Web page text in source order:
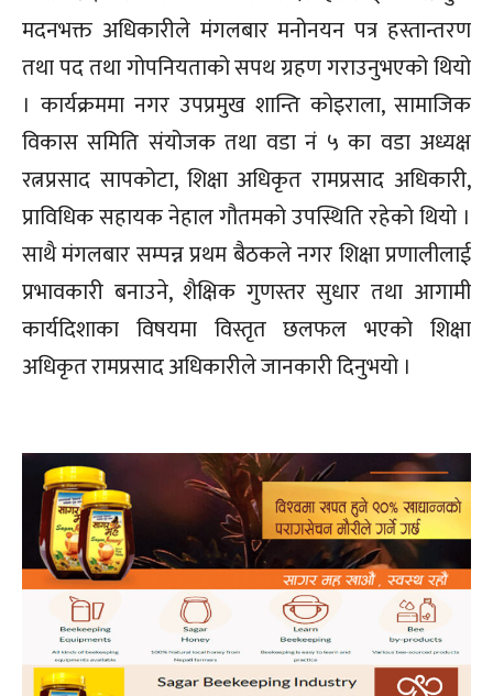
मदनभक्त अधिकारीले मंगलबार मनोनयन पत्र हस्तान्तरण
तथा पद तथा गोपनियताको सपथ ग्रहण गराउनुभएको थियो
। कार्यक्रममा नगर उपप्रमुख शान्ति कोइराला, सामाजिक
विकास समिति संयोजक तथा वडा नं ५ का वडा अध्यक्ष
रत्नप्रसाद सापकोटा, शिक्षा अधिकृत रामप्रसाद अधिकारी,
प्राविधिक सहायक नेहाल गौतमको उपस्थिति रहेको थियो ।
साथै मंगलबार सम्पन्न प्रथम बैठकले नगर शिक्षा प्रणालीलाई
प्रभावकारी बनाउने, शैक्षिक गुणस्तर सुधार तथा आगामी
कार्यदिशाका विषयमा विस्तृत छलफल भएको शिक्षा
अधिकृत रामप्रसाद अधिकारीले जानकारी दिनुभयो ।